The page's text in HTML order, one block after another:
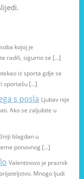
kojoj je
radili, sigurno se […]
iz sporta gdje se
sportašu […]
s posla Ljubav nije
Ako se zaljubite u
blagdan u
ponovnog […]
Valentinovo je praznik
Mnogo ljudi